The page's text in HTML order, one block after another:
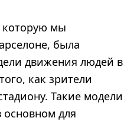
мы
была
движения людей в
как зрители
Такие модели
основном для